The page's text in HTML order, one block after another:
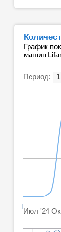
График
машин
Период:
Июл '24
1